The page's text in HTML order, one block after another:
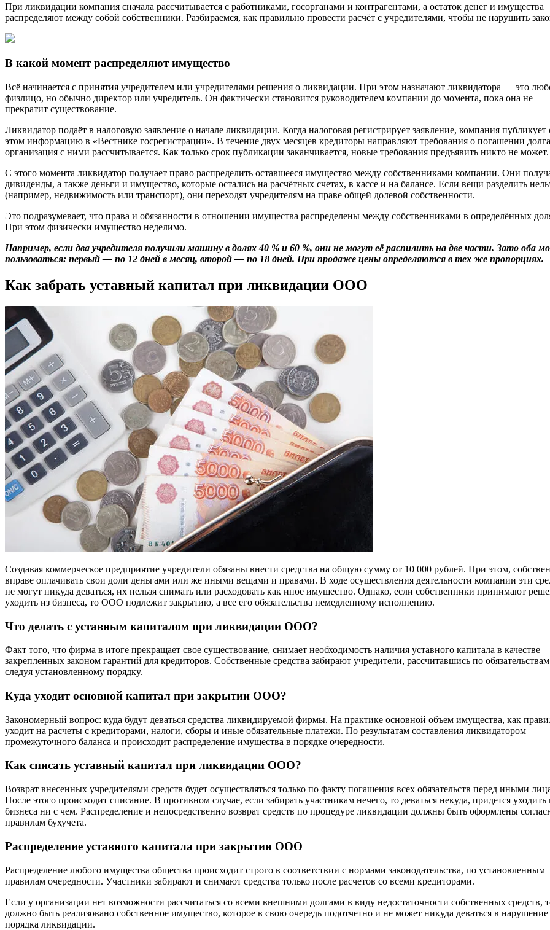
При ликвидации компания сначала рассчитывается с работниками, госорганами и контрагентами, а остаток денег и имущества
распределяют между собой собственники. Разбираемся, как правильно провести расчёт с учредителями, чтобы не нарушить
В какой момент распределяют имущество
Всё начинается с принятия учредителем или учредителями решения о ликвидации. При этом назначают ликвидатора — это
физлицо, но обычно директор или учредитель. Он фактически становится руководителем компании до момента, пока она не
прекратит существование.
Ликвидатор подаёт в налоговую заявление о начале ликвидации. Когда налоговая регистрирует заявление, компания публикует
этом информацию в «Вестнике госрегистрации». В течение двух месяцев кредиторы направляют требования о погашении
организация с ними рассчитывается. Как только срок публикации заканчивается, новые требования предъявить никто не может.
С этого момента ликвидатор получает право распределить оставшееся имущество между собственниками компании. Они
дивиденды, а также деньги и имущество, которые остались на расчётных счетах, в кассе и на балансе. Если вещи разделить
(например, недвижимость или транспорт), они переходят учредителям на праве общей долевой собственности.
Это подразумевает, что права и обязанности в отношении имущества распределены между собственниками в определённых
При этом физически имущество неделимо.
Например, если два учредителя получили машину в долях 40 % и 60 %, они не могут её распилить на две части. Зато оба
пользоваться: первый — по 12 дней в месяц, второй — по 18 дней. При продаже цены определяются в тех же пропорциях.
Как забрать уставный капитал при ликвидации ООО
Создавая коммерческое предприятие учредители обязаны внести средства на общую сумму от 10 000 рублей. При этом,
вправе оплачивать свои доли деньгами или же иными вещами и правами. В ходе осуществления деятельности компании эти
не могут никуда деваться, их нельзя снимать или расходовать как иное имущество. Однако, если собственники принимают
уходить из бизнеса, то ООО подлежит закрытию, а все его обязательства немедленному исполнению.
Что делать с уставным капиталом при ликвидации ООО?
Факт того, что фирма в итоге прекращает свое существование, снимает необходимость наличия уставного капитала в качестве
закрепленных законом гарантий для кредиторов. Собственные средства забирают учредители, рассчитавшись по
следуя установленному порядку.
Куда уходит основной капитал при закрытии ООО?
Закономерный вопрос: куда будут деваться средства ликвидируемой фирмы. На практике основной объем имущества, как
уходит на расчеты с кредиторами, налоги, сборы и иные обязательные платежи. По результатам составления ликвидатором
промежуточного баланса и происходит распределение имущества в порядке очередности.
Как списать уставный капитал при ликвидации ООО?
Возврат внесенных учредителями средств будет осуществляться только по факту погашения всех обязательств перед иными
После этого происходит списание. В противном случае, если забирать участникам нечего, то деваться некуда, придется уходить
бизнеса ни с чем. Распределение и непосредственно возврат средств по процедуре ликвидации должны быть оформлены
правилам бухучета.
Распределение уставного капитала при закрытии ООО
Распределение любого имущества общества происходит строго в соответствии с нормами законодательства, по установленным
правилам очередности. Участники забирают и снимают средства только после расчетов со всеми кредиторами.
Если у организации нет возможности рассчитаться со всеми внешними долгами в виду недостаточности собственных средств,
должно быть реализовано собственное имущество, которое в свою очередь подотчетно и не может никуда деваться в нарушение
порядка ликвидации.